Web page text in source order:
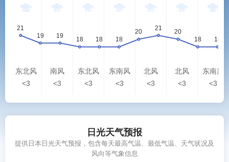
东北风
<3
南风
<3
东北风
<3
东南风
<3
北风
<3
北风
<3
东南风
<3
日光天气预报
提供日本日光天气预报，包含每天最高气温、最低气温、天气状况及
风向等气象信息